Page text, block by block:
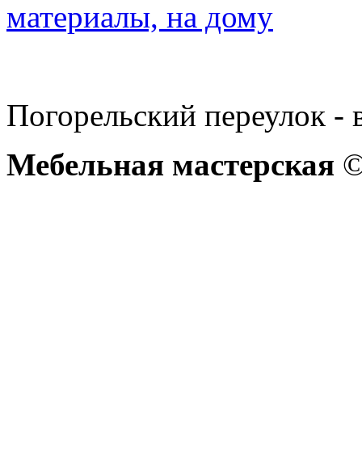
материалы, на дому
Погорельский переулок -
Мебельная мастерская